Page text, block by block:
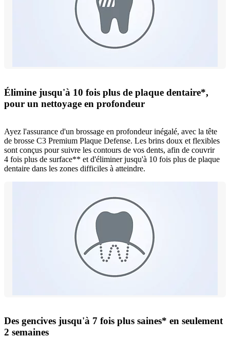
Élimine jusqu'à 10 fois plus de plaque dentaire*,
pour un nettoyage en profondeur
Ayez l'assurance d'un brossage en profondeur inégalé, avec la tête
de brosse C3 Premium Plaque Defense. Les brins doux et flexibles
sont conçus pour suivre les contours de vos dents, afin de couvrir
4 fois plus de surface** et d'éliminer jusqu'à 10 fois plus de plaque
dentaire dans les zones difficiles à atteindre.
Des gencives jusqu'à 7 fois plus saines* en seulement
2 semaines